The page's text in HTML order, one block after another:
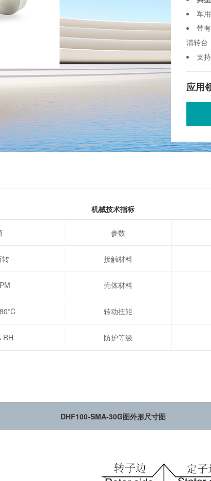
军
带
清转台
支
应用
机械技术指标
参数
转 接触材料
壳体材料
转动扭矩
RH 防护等级
DHF100-SMA-30G图外形尺寸图